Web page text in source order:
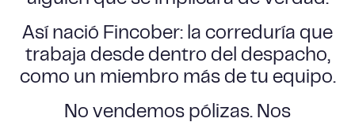
Así nació Fincober: la correduría que
trabaja desde dentro del despacho,
como un miembro más de tu equipo.
No vendemos pólizas. Nos